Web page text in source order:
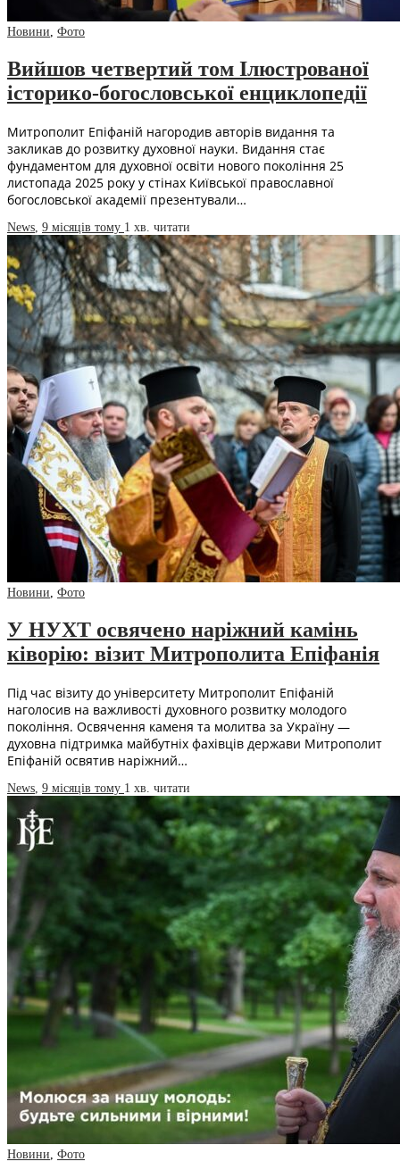
Новини Фото
Вийшов четвертий том Ілюстрованої
історико-богословської енциклопедії
Митрополит Епіфаній нагородив авторів видання та
закликав до розвитку духовної науки. Видання стає
фундаментом для духовної освіти нового покоління 25
листопада 2025 року у стінах Київської православної
богословської академії презентували…
News 9 місяців тому 1 хв. читати
Новини Фото
У НУХТ освячено наріжний камінь
ківорію: візит Митрополита Епіфанія
Під час візиту до університету Митрополит Епіфаній
наголосив на важливості духовного розвитку молодого
покоління. Освячення каменя та молитва за Україну —
духовна підтримка майбутніх фахівців держави Митрополит
Епіфаній освятив наріжний…
News 9 місяців тому 1 хв. читати
Новини Фото